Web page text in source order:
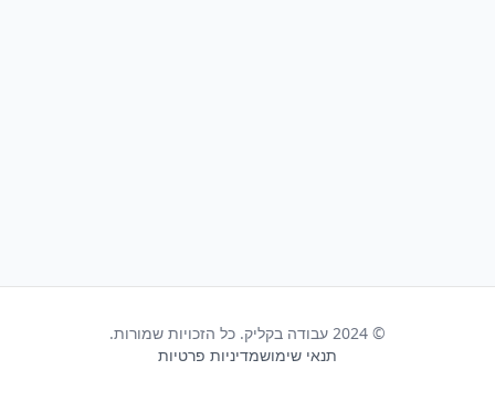
© 2024 עבודה בקליק. כל הזכויות שמורות.
תנאי שימושמדיניות פרטיות